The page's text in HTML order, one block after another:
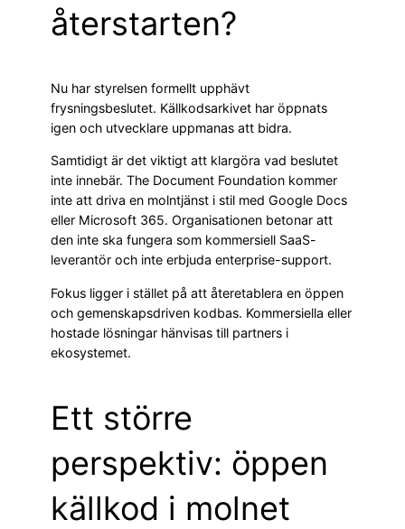
återstarten?
Nu har styrelsen formellt upphävt
frysningsbeslutet. Källkodsarkivet har öppnats
igen och utvecklare uppmanas att bidra.
Samtidigt är det viktigt att klargöra vad beslutet
inte innebär. The Document Foundation kommer
inte att driva en molntjänst i stil med Google Docs
eller Microsoft 365. Organisationen betonar att
den inte ska fungera som kommersiell SaaS-
leverantör och inte erbjuda enterprise-support.
Fokus ligger i stället på att återetablera en öppen
och gemenskapsdriven kodbas. Kommersiella eller
hostade lösningar hänvisas till partners i
ekosystemet.
Ett större
perspektiv: öppen
källkod i molnet